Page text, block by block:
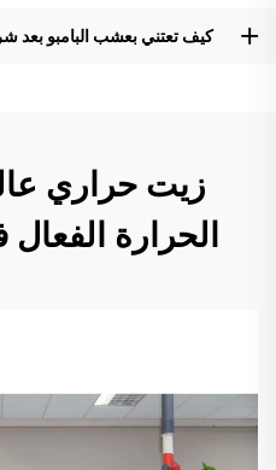
كيف تعتني بعشب البامبو بعد
زيت حراري
الحرارة